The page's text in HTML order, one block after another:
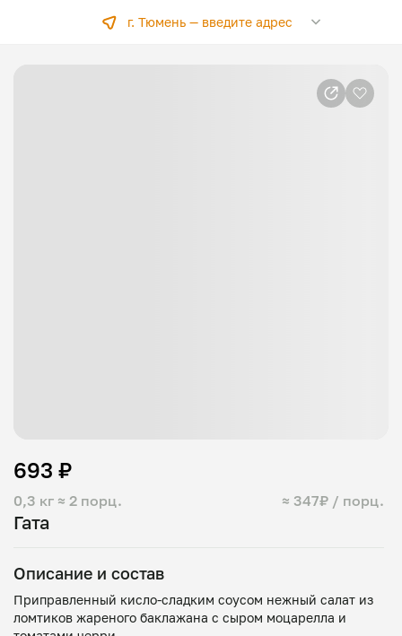
г. Тюмень — введите адрес
Гата
0,3 кг ≈ 2 порц. ≈ 347₽ / порц.
693 ₽
Описание и состав
Приправленный кисло-сладким соусом нежный салат из
ломтиков жареного баклажана с сыром моцарелла и